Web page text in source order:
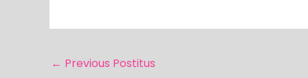
← Previous Postitus